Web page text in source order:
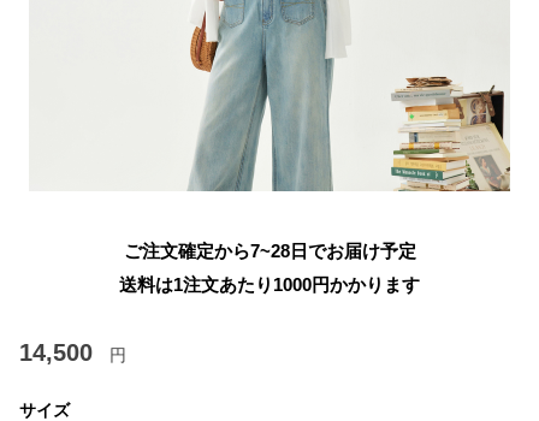
ご注文確定から7~28日でお届け予定
送料は1注文あたり 1000円かかります
14,500 円
サイズ